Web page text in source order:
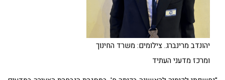
יהונדב מרינברג. צילומים: משרד החינוך
ומרכז מדעני העתיד